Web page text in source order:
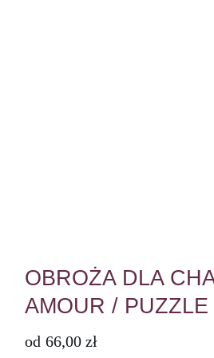
OBROŻA DLA
AMOUR / PUZZLE
od 66,00 zł